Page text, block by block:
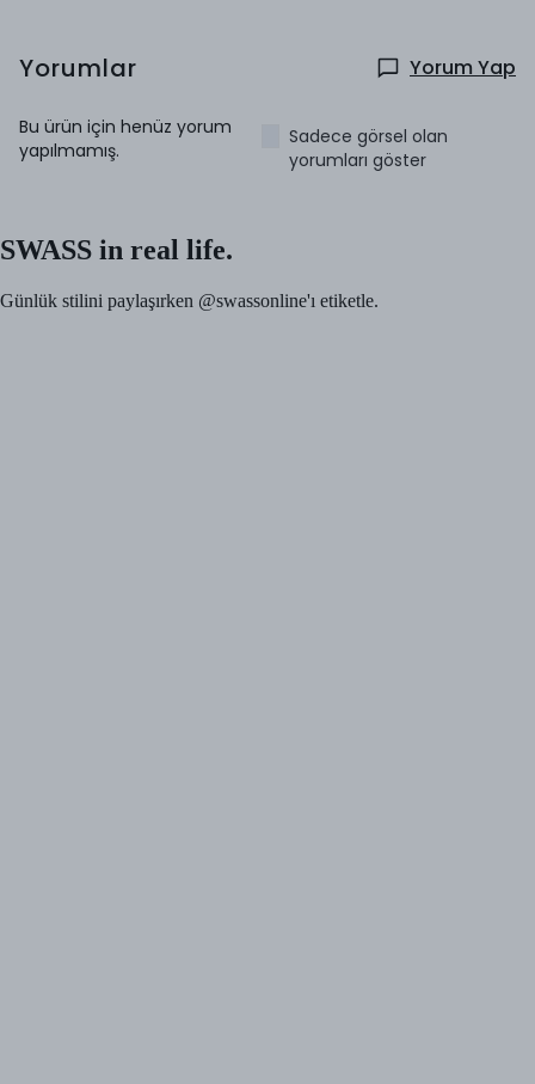
Yorumlar Yorum Yap
Bu ürün için henüz yorum
yapılmamış.
Sadece görsel olan
yorumları göster